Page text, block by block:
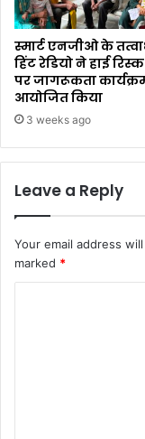
स्मार्ट एनजीओ के
हिंट रेडियो ने हाई
पर जागरूकता
आयोजित किया
3 weeks ago
Leave a Reply
Your email address
marked *